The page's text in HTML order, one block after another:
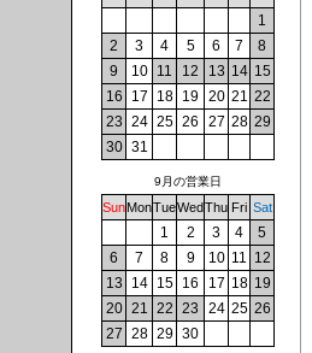
1
2
3 4 5 6 7
8
9
10 11 12 13 14 15
16
17 18 19 20 21 22
23 24 25 26 27 28 29
30 31
9月の営業日
SunMonTueWedThu Fri Sat
1 2 3 4
5
6
7 8 9 10 11 12
13
14 15 16 17 18 19
20 21 22 23 24 25 26
27 28 29 30